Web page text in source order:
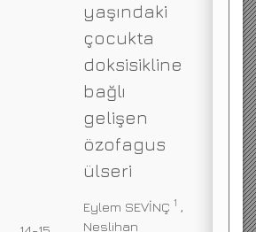
yaşındaki
çocukta
doksisikline
bağlı
gelişen
özofagus
ülseri
Eylem SEVİNÇ 1 ,
Neslihan